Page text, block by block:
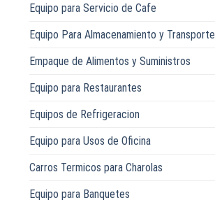
Equipo para Servicio de Cafe
Equipo Para Almacenamiento y Transporte
Empaque de Alimentos y Suministros
Equipo para Restaurantes
Equipos de Refrigeracion
Equipo para Usos de Oficina
Carros Termicos para Charolas
Equipo para Banquetes